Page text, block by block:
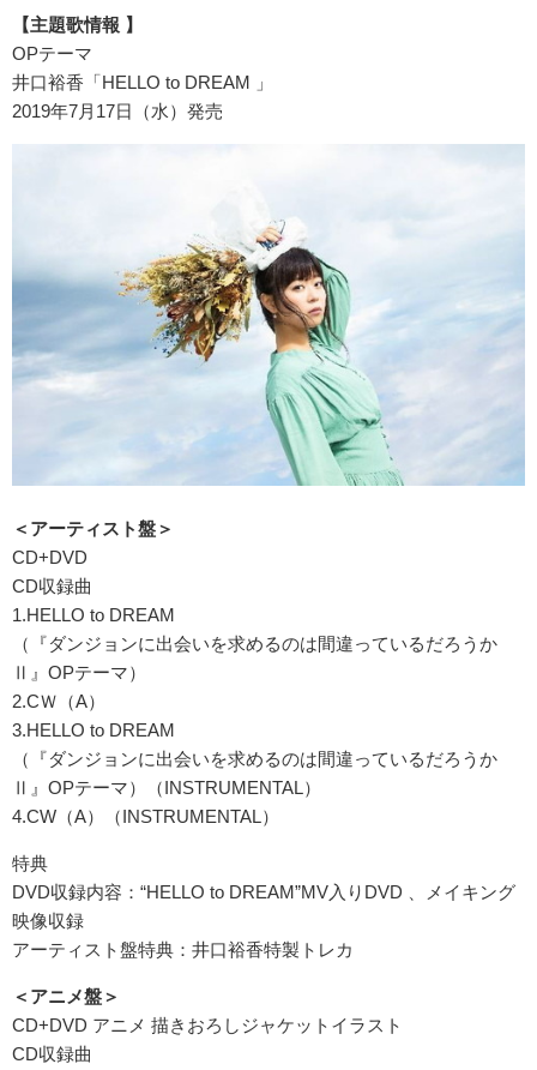
【主題歌情報 】
OPテーマ
井口裕香「HELLO to DREAM 」
2019年7月17日（水）発売
＜アーティスト盤＞
CD+DVD
CD収録曲
1.HELLO to DREAM
（『ダンジョンに出会いを求めるのは間違っているだろうか
Ⅱ』OPテーマ）
2.CＷ（A）
3.HELLO to DREAM
（『ダンジョンに出会いを求めるのは間違っているだろうか
Ⅱ』OPテーマ）（INSTRUMENTAL）
4.CW（A）（INSTRUMENTAL）
特典
DVD収録内容：“HELLO to DREAM”MV入りDVD 、メイキング
映像収録
アーティスト盤特典：井口裕香特製トレカ
＜アニメ盤＞
CD+DVD アニメ 描きおろしジャケットイラスト
CD収録曲